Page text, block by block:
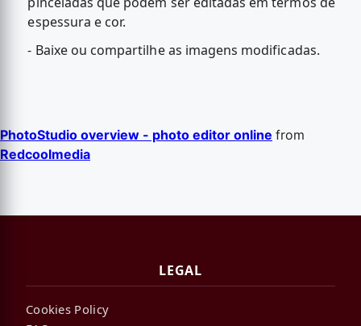
espessura e cor.
- Baixe ou compartilhe as imagens modificadas.
PhotoStudio overview - photo editor online from
Redcoolmedia
LEGAL
Cookies Policy